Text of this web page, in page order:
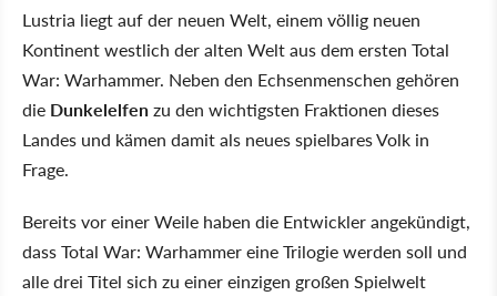
Lustria liegt auf der neuen Welt, einem völlig neuen
Kontinent westlich der alten Welt aus dem ersten Total
War: Warhammer. Neben den Echsenmenschen gehören
die Dunkelelfenzu den wichtigsten Fraktionen dieses
Landes und kämen damit als neues spielbares Volk in
Frage.
Bereits vor einer Weile haben die Entwickler angekündigt,
dass Total War: Warhammer eine Trilogie werden soll und
alle drei Titel sich zu einer einzigen großen Spielwelt